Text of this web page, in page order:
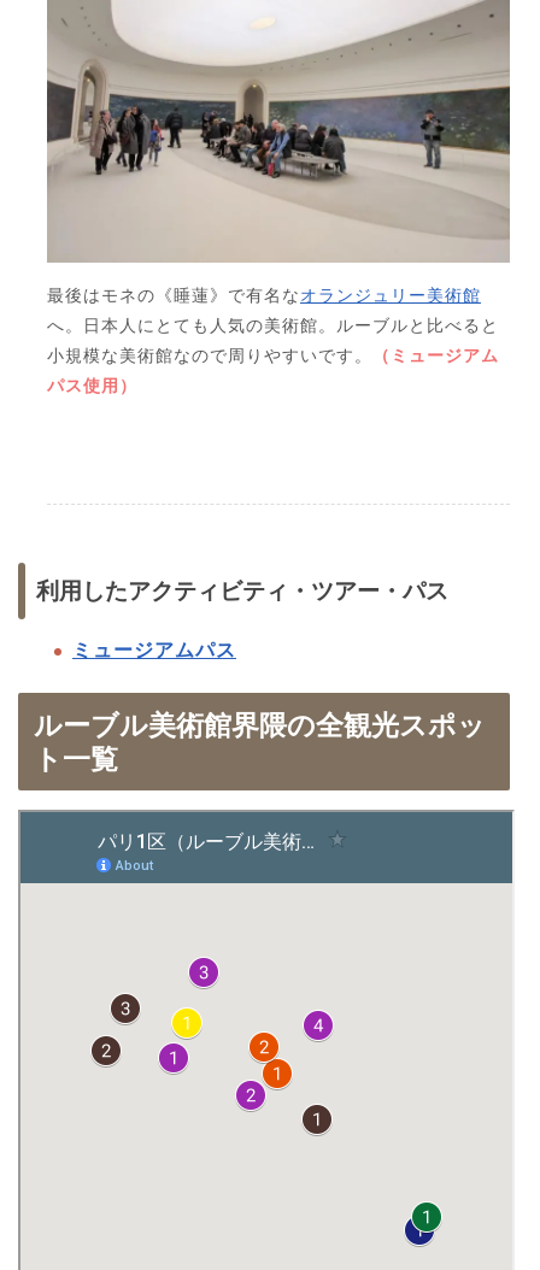
最後はモネの《睡蓮》で有名なオランジュリー美術館
へ。日本人にとても人気の美術館。ルーブルと比べると
小規模な美術館なので周りやすいです。
（ミュージアム
パス使用）
利用したアクティビティ・ツアー・パス
ミュージアムパス
ルーブル美術館界隈の全観光スポッ
ト一覧